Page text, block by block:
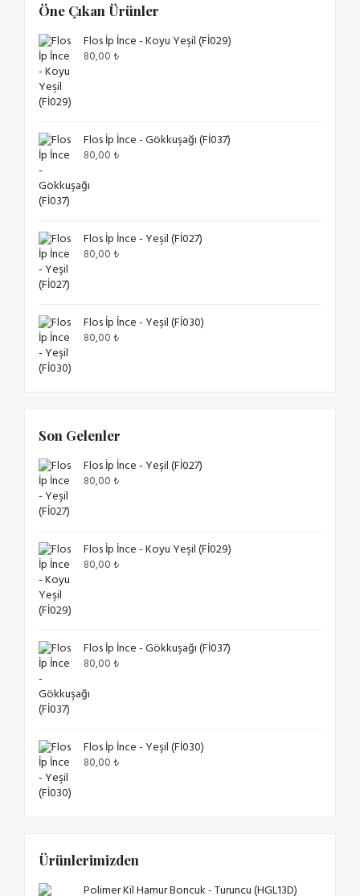
Öne Çıkan Ürünler
Flos İp İnce - Koyu Yeşil (Fİ029)
80,00₺
Flos İp İnce - Gökkuşağı (Fİ037)
80,00₺
Flos İp İnce - Yeşil (Fİ027)
80,00₺
Flos İp İnce - Yeşil (Fİ030)
80,00₺
Son Gelenler
Flos İp İnce - Yeşil (Fİ027)
80,00₺
Flos İp İnce - Koyu Yeşil (Fİ029)
80,00₺
Flos İp İnce - Gökkuşağı (Fİ037)
80,00₺
Flos İp İnce - Yeşil (Fİ030)
80,00₺
Ürünlerimizden
Polimer Kil Hamur Boncuk - Turuncu (HGL13D)